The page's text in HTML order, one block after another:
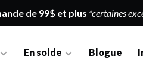
de 99$ et plus *certaines
En solde Blogue